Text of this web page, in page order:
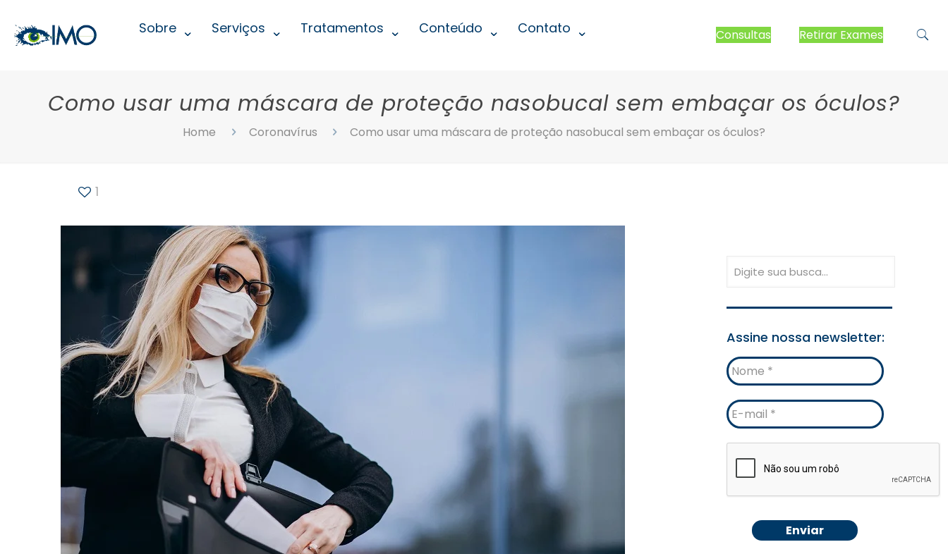
Sobre Serviços Tratamentos Conteúdo Contato Consultas Retirar Exames
Como usar uma máscara de proteção nasobucal sem embaçar os óculos?
Home Coronavírus Como usar uma máscara de proteção nasobucal sem embaçar os óculos?
1
Assine nossa newsletter:
Nome
E-
mail